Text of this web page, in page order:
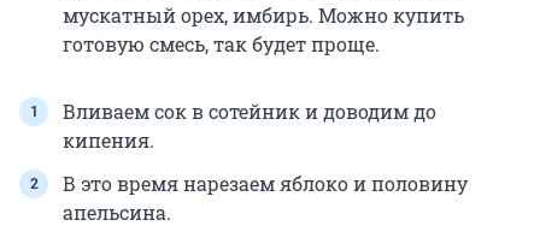
мускатный орех, имбирь. Можно купить
готовую смесь, так будет проще.
Вливаем сок в сотейник и доводим до
кипения.
В это время нарезаем яблоко и половину
апельсина.